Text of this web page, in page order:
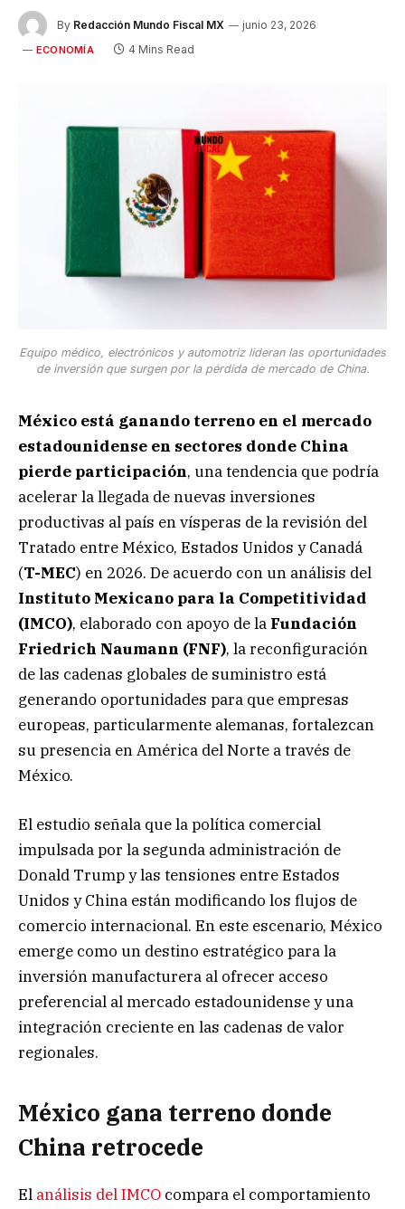
By Redacción Mundo Fiscal MX junio 23, 2026
ECONOMÍA 4 Mins Read
Equipo médico, electrónicos y automotriz lideran las oportunidades
de inversión que surgen por la pérdida de mercado de China.
México está ganando terreno en el mercado
estadounidense en sectores donde China
pierde participación, una tendencia que podría
acelerar la llegada de nuevas inversiones
productivas al país en vísperas de la revisión del
Tratado entre México, Estados Unidos y Canadá
(T-MEC) en 2026. De acuerdo con un análisis del
Instituto Mexicano para la Competitividad
(IMCO), elaborado con apoyo de la Fundación
Friedrich Naumann (FNF), la reconfiguración
de las cadenas globales de suministro está
generando oportunidades para que empresas
europeas, particularmente alemanas, fortalezcan
su presencia en América del Norte a través de
México.
El estudio señala que la política comercial
impulsada por la segunda administración de
Donald Trump y las tensiones entre Estados
Unidos y China están modificando los flujos de
comercio internacional. En este escenario, México
emerge como un destino estratégico para la
inversión manufacturera al ofrecer acceso
preferencial al mercado estadounidense y una
integración creciente en las cadenas de valor
regionales.
México gana terreno donde
China retrocede
El análisis del IMCO compara el comportamiento